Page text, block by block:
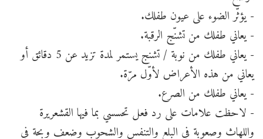
- يؤثّر الضوء على عيون طفلك.
- يعاني طفلك من تشنّج الرقبة.
- يعاني طفلك من نوبة / تشنج يستمر لمدة تزيد عن 5 دقائق أو
يعاني من هذه الأعراض لأوّل مرّة.
- يعاني طفلك من الصرع.
- لاحظت علامات على رد فعل تحسسي بما فيها القشعريرة
واللهاث وصعوبة في البلع والتنفس والشحوب وضعف وبحة في